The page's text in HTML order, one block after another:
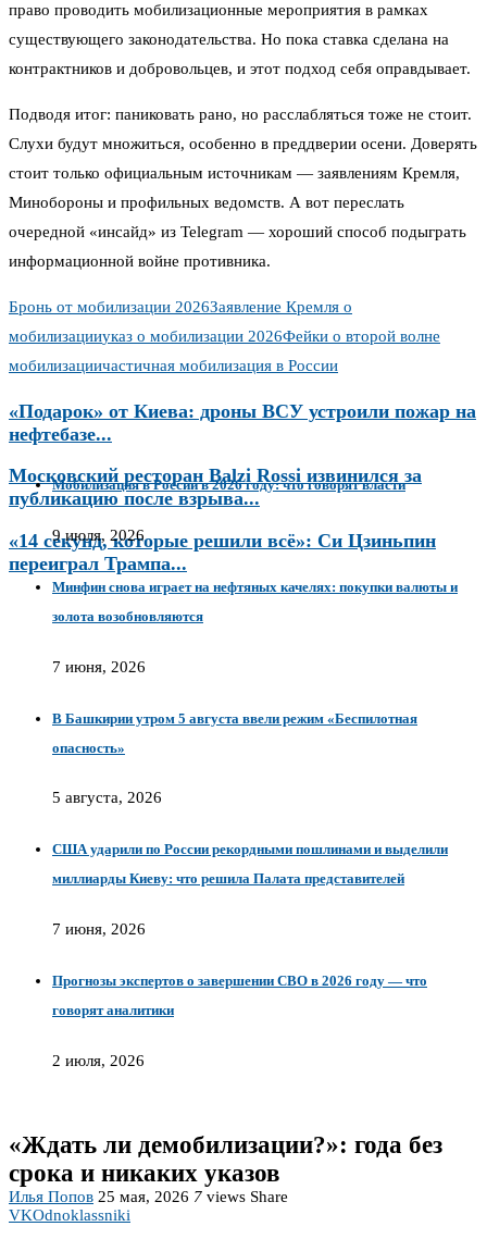
право проводить мобилизационные мероприятия в рамках
существующего законодательства. Но пока ставка сделана на
контрактников и добровольцев, и этот подход себя оправдывает.
Подводя итог: паниковать рано, но расслабляться тоже не стоит.
Слухи будут множиться, особенно в преддверии осени. Доверять
стоит только официальным источникам — заявлениям Кремля,
Минобороны и профильных ведомств. А вот переслать
очередной «инсайд» из Telegram — хороший способ подыграть
информационной войне противника.
Бронь от мобилизации 2026Заявление Кремля о
мобилизацииуказ о мобилизации 2026Фейки о второй волне
мобилизациичастичная мобилизация в России
«Подарок» от Киева: дроны ВСУ устроили пожар на
нефтебазе...
Московский ресторан Balzi Rossi извинился за
публикацию после взрыва...
«14 секунд, которые решили всё»: Си Цзиньпин
переиграл Трампа...
Мобилизация в России в 2026 году: что говорят власти
9 июля, 2026
Минфин снова играет на нефтяных качелях: покупки валюты и
золота возобновляются
7 июня, 2026
В Башкирии утром 5 августа ввели режим «Беспилотная
опасность»
5 августа, 2026
США ударили по России рекордными пошлинами и выделили
миллиарды Киеву: что решила Палата представителей
7 июня, 2026
Прогнозы экспертов о завершении СВО в 2026 году — что
говорят аналитики
2 июля, 2026
«Ждать ли демобилизации?»: года без
срока и никаких указов
Илья Попов 25 мая, 2026 7 views Share
VKOdnoklassniki